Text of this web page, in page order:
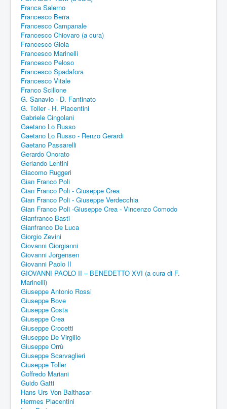
Franca Salerno
Francesco Berra
Francesco Campanale
Francesco Chiovaro (a cura)
Francesco Gioia
Francesco Marinelli
Francesco Peloso
Francesco Spadafora
Francesco Vitale
Franco Scillone
G. Sanavio - D. Fantinato
G. Toller - H. Piacentini
Gabriele Cingolani
Gaetano Lo Russo
Gaetano Lo Russo - Renzo Gerardi
Gaetano Passarelli
Gerardo Onorato
Gerlando Lentini
Giacomo Ruggeri
Gian Franco Poli
Gian Franco Poli - Giuseppe Crea
Gian Franco Poli - Giuseppe Verdecchia
Gian Franco Poli -Giuseppe Crea - Vincenzo Comodo
Gianfranco Basti
Gianfranco De Luca
Giorgio Zevini
Giovanni Giorgianni
Giovanni Jorgensen
Giovanni Paolo II
GIOVANNI PAOLO II – BENEDETTO XVI (a cura di F.
Marinelli)
Giuseppe Antonio Rossi
Giuseppe Bove
Giuseppe Costa
Giuseppe Crea
Giuseppe Crocetti
Giuseppe De Virgilio
Giuseppe Orrù
Giuseppe Scarvaglieri
Giuseppe Toller
Goffredo Mariani
Guido Gatti
Hans Urs Von Balthasar
Hermes Piacentini